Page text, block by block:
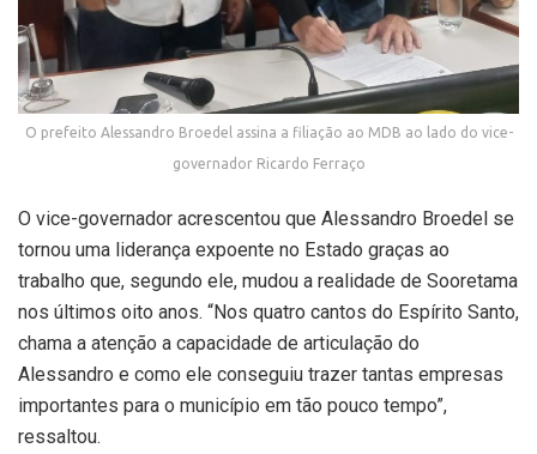
O prefeito Alessandro Broedel assina a filiação ao MDB ao lado do vice-
governador Ricardo Ferraço
O vice-governador acrescentou que Alessandro Broedel se
tornou uma liderança expoente no Estado graças ao
trabalho que, segundo ele, mudou a realidade de Sooretama
nos últimos oito anos. “Nos quatro cantos do Espírito Santo,
chama a atenção a capacidade de articulação do
Alessandro e como ele conseguiu trazer tantas empresas
importantes para o município em tão pouco tempo”,
ressaltou.